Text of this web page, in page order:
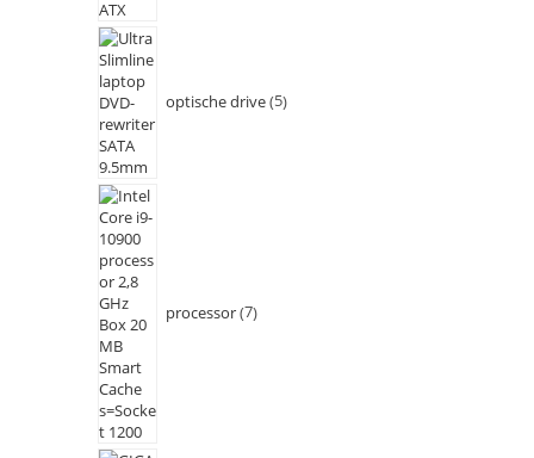
optische drive 5
processor 7